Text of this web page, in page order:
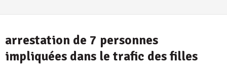
arrestation de 7 personnes
impliquées dans le trafic des filles